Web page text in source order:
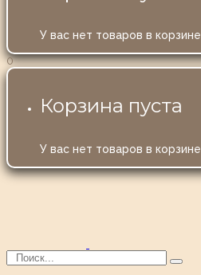
У вас нет товаров в корзине
0
Корзина пуста
У вас нет товаров в корзине